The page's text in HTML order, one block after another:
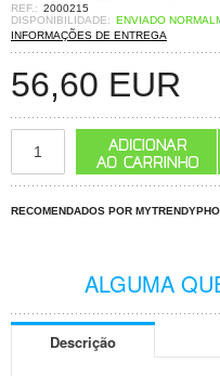
REF.: 2000215
DISPONIBILIDADE: ENVIADO
INFORMAÇÕES DE ENTREGA
56,60 EUR
RECOMENDADOS POR
ALGUMA
Descrição